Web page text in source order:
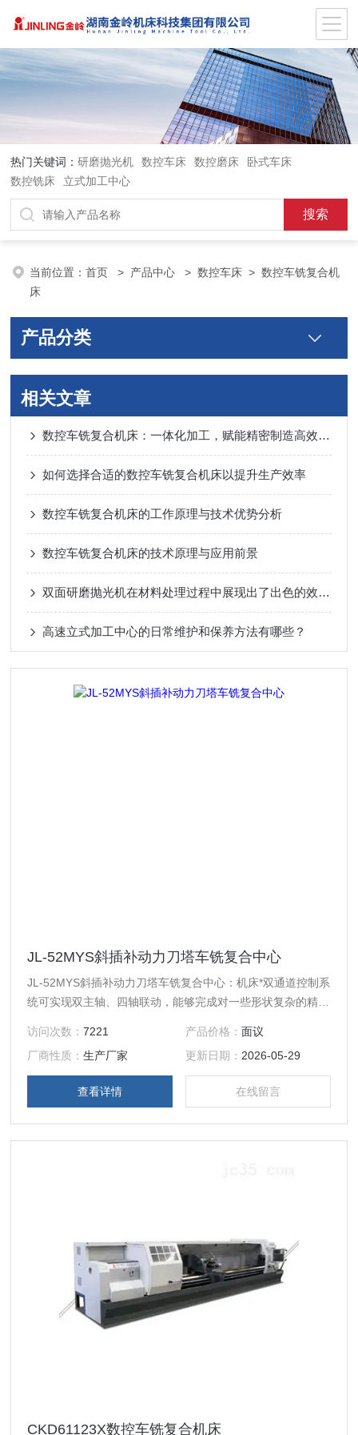
热门关键词：研磨抛光机 数控车床 数控磨床
卧式车床
数控铣床
立式加工中心
当前位置：首页 > 产品中心 >数控车床 >数控车铣复合机
床
产品分类
相关文章
数控车铣复合机床：一体化加工，赋能精密制造高效升级
如何选择合适的数控车铣复合机床以提升生产效率
数控车铣复合机床的工作原理与技术优势分析
数控车铣复合机床的技术原理与应用前景
双面研磨抛光机在材料处理过程中展现出了出色的效率和精度
高速立式加工中心的日常维护和保养方法有哪些？
JL-52MYS斜插补动力刀塔车铣复合中心
JL-52MYS斜插补动力刀塔车铣复合中心：机床*双通道控制系
统可实现双主轴、四轴联动，能够完成对一些形状复杂的精密
刀架可以快速切换，极大的缩短零件生产周期，还能避免因为
重复装夹而出现的形位公差误差过大。
访问次数：7221 产品价格： 面议
厂商性质：生产厂家 更新日期： 2026-05-29
查看详情 在线留言
CKD61123X数控车铣复合机床